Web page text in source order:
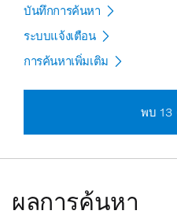
บันทึกการค้นหา
ระบบแจ้งเตือน
การค้นหาเพิ่มเติม
พบ 13
ผลการค้นหา